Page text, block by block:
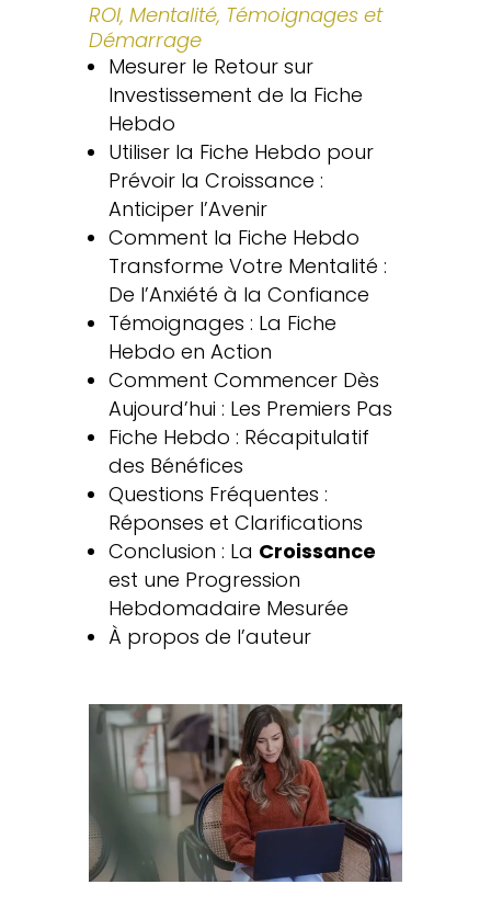
ROI, Mentalité, Témoignages et
Démarrage
Mesurer le Retour sur
Investissement de la Fiche
Hebdo
Utiliser la Fiche Hebdo pour
Prévoir la Croissance :
Anticiper l’Avenir
Comment la Fiche Hebdo
Transforme Votre Mentalité :
De l’Anxiété à la Confiance
Témoignages : La Fiche
Hebdo en Action
Comment Commencer Dès
Aujourd’hui : Les Premiers Pas
Fiche Hebdo : Récapitulatif
des Bénéfices
Questions Fréquentes :
Réponses et Clarifications
Conclusion : La Croissance
est une Progression
Hebdomadaire Mesurée
À propos de l’auteur